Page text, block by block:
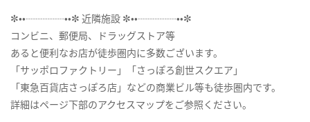
✼••┈┈┈┈••✼ 近隣施設 ✼••┈┈┈┈••✼
コンビニ、郵便局、ドラッグストア等
あると便利なお店が徒歩圏内に多数ございます。
「サッポロファクトリー」「さっぽろ創世スクエア」
「東急百貨店さっぽろ店」などの商業ビル等も徒歩圏内です。
詳細はページ下部のアクセスマップをご参照ください。